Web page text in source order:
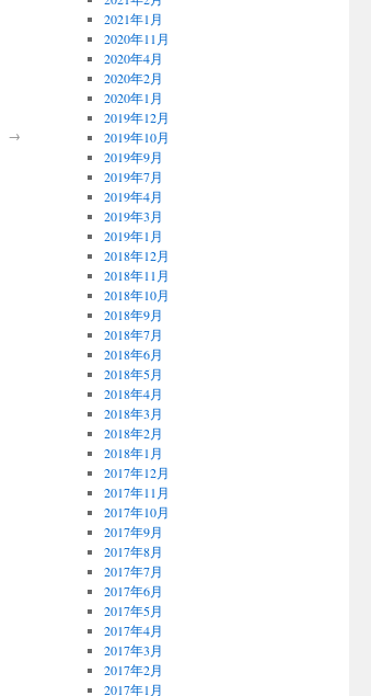
→
2021年1月
2020年11月
2020年4月
2020年2月
2020年1月
2019年12月
2019年10月
2019年9月
2019年7月
2019年4月
2019年3月
2019年1月
2018年12月
2018年11月
2018年10月
2018年9月
2018年7月
2018年6月
2018年5月
2018年4月
2018年3月
2018年2月
2018年1月
2017年12月
2017年11月
2017年10月
2017年9月
2017年8月
2017年7月
2017年6月
2017年5月
2017年4月
2017年3月
2017年2月
2017年1月